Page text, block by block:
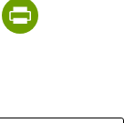
Email